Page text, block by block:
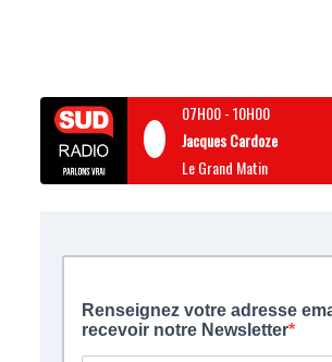
07H00-10H00
Jacques Cardoze
Le Grand Matin